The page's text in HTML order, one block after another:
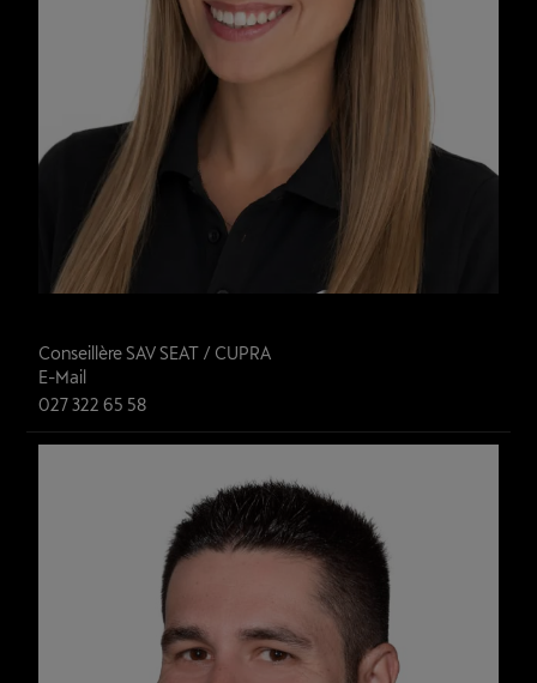
Conseillère SAV SEAT / CUPRA
E-Mail
027 322 65 58